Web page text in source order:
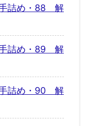
詰め・88 解
詰め・89 解
詰め・90 解